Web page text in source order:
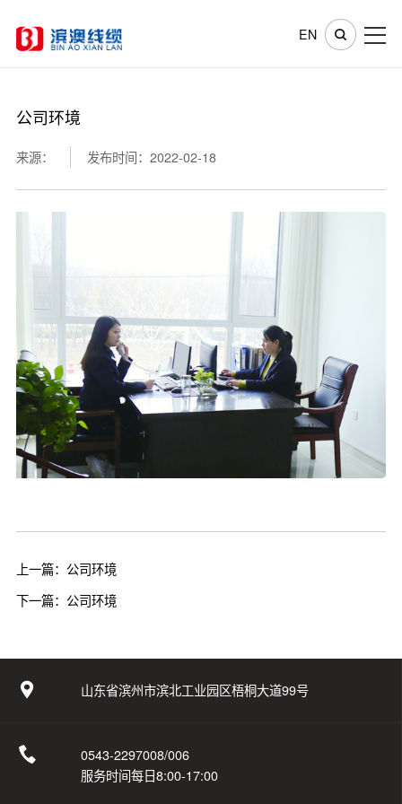
公司环境
来源： 发布时间：2022-02-18
上一篇：公司环境
下一篇：公司环境
EN
山东省滨州市滨北工业园区梧桐大道99号
0543-2297008/006
服务时间每日8:00-17:00